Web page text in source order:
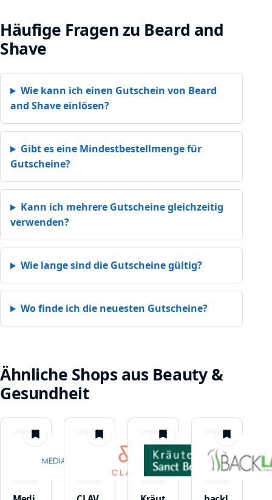
Häufige Fragen zu Beard and
Shave
Wie kann ich einen Gutschein von Beard
and Shave einlösen?
Gibt es eine Mindestbestellmenge für
Gutscheine?
Kann ich mehrere Gutscheine gleichzeitig
verwenden?
Wie lange sind die Gutscheine gültig?
Wo finde ich die neuesten Gutscheine?
Ähnliche Shops aus Beauty &
Gesundheit
merken merken merken merken